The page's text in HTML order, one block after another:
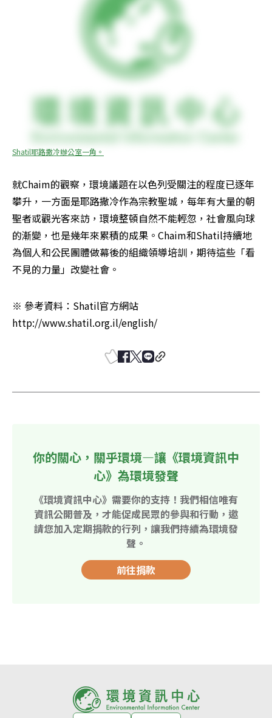
Shatil耶路撒冷辦公室一角。
就Chaim的觀察，環境議題在以色列受關注的程度已逐年
攀升，一方面是耶路撒冷作為宗教聖城，每年有大量的朝
聖者或觀光客來訪，環境整頓自然不能輕忽，社會風向球
的漸變，也是幾年來累積的成果。Chaim和Shatil持續地
為個人和公民團體做幕後的組織領導培訓，期待這些「看
不見的力量」改變社會。
※ 參考資料：Shatil官方網站
http://www.shatil.org.il/english/
你的關心，關乎環境—讓《環境資訊中
心》為環境發聲
《環境資訊中心》需要你的支持！我們相信唯有
資訊公開普及，才能促成民眾的參與和行動，邀
請您加入定期捐款的行列，讓我們持續為環境發
聲。
前往捐款